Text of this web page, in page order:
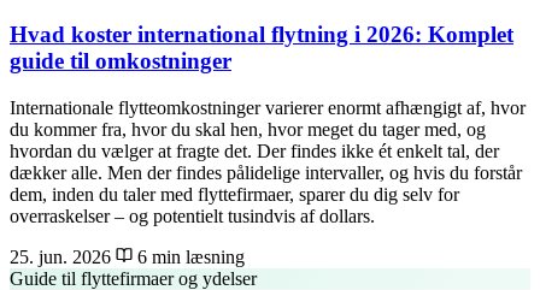
Hvad koster international flytning i 2026: Komplet
guide til omkostninger
Internationale flytteomkostninger varierer enormt afhængigt af, hvor
du kommer fra, hvor du skal hen, hvor meget du tager med, og
hvordan du vælger at fragte det. Der findes ikke ét enkelt tal, der
dækker alle. Men der findes pålidelige intervaller, og hvis du forstår
dem, inden du taler med flyttefirmaer, sparer du dig selv for
overraskelser – og potentielt tusindvis af dollars.
25. jun. 2026
6 min læsning
Guide til flyttefirmaer og ydelser